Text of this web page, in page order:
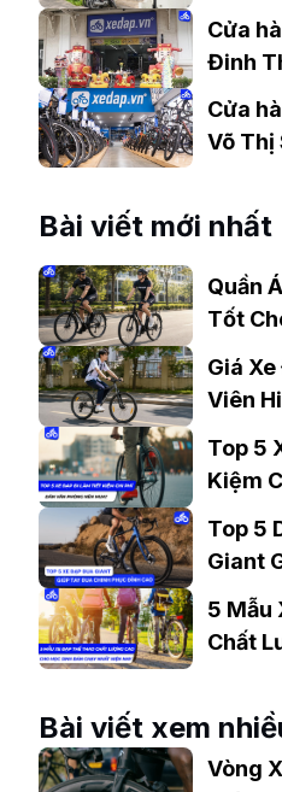
Cửa
Đinh
Cửa
Võ Thị
Bài viết mới nhất
Quần
Tốt
Giá
Viên
Top 5
Kiệm
Top 5
Giant
Chinh
5 Mẫu
Chất
Bài viết xem
Vòng